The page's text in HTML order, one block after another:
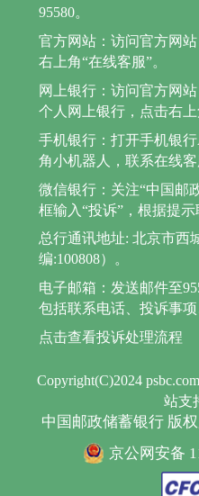
Copyright(C)2024 psbc.com
站支
中国邮政储蓄银行 版
京公网安备
95580。
官方网站：访问官方网站
右上角“在线客服”。
网上银行：访问官方网站
个人网上银行，点击右上
手机银行：打开手机银
角小机器人，联系在线客
微信银行：关注“中国邮
框输入“投诉”，根据提示
总行通讯地址: 北京市西
编:100808）。
电子邮箱：发送邮件至
包括联系电话、投诉事项
点击查看投诉处理流程